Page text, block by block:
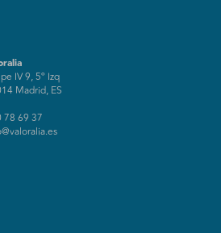
IV 9, 5º Izq
Madrid, ES
78 69 37